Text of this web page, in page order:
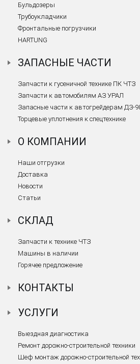
Бульдозеры
Трубоукладчики
Фронтальные погрузчики
HARTUNG
ЗАПАСНЫЕ ЧАСТИ
Запчасти к гусеничной технике ПК ЧТЗ
Запчасти к автомобилям АЗ УРАЛ
Запасные части к автогрейдерам ДЗ-
Торцевые уплотнения к спецтехнике
О КОМПАНИИ
Наши отгрузки
Доставка
Новости
Статьи
СКЛАД
Запчасти к технике ЧТЗ
Машины в наличии
Горячее предложение
КОНТАКТЫ
УСЛУГИ
Выездная диагностика
Ремонт дорожно-строительной техники
Шеф монтаж дорожно-строительной